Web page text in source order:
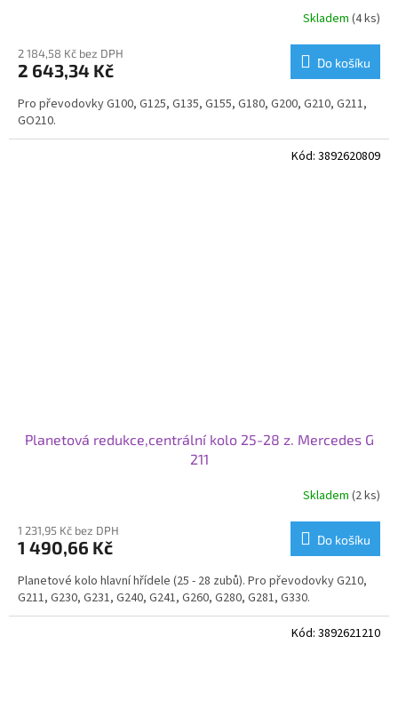
Skladem (4 ks)
2 184,58 Kč bez DPH
2 643,34 Kč Do košíku
Pro převodovky G100, G125, G135, G155, G180, G200, G210, G211,
GO210.
Planetová redukce,centrální kolo 25-28 z. Mercedes G
211
Skladem (2 ks)
1 231,95 Kč bez DPH
1 490,66 Kč Do košíku
Planetové kolo hlavní hřídele (25 - 28 zubů). Pro převodovky G210,
G211, G230, G231, G240, G241, G260, G280, G281, G330.
Kód: 3892620809
Kód: 3892621210